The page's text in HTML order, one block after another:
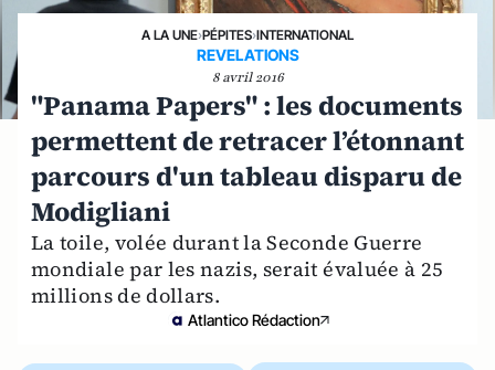
A LA UNE›PÉPITES›INTERNATIONAL
REVELATIONS
8 avril 2016
"Panama Papers" : les documents
permettent de retracer l’étonnant
parcours d'un tableau disparu de
Modigliani
La toile, volée durant la Seconde Guerre
mondiale par les nazis, serait évaluée à 25
millions de dollars.
Atlantico Rédaction